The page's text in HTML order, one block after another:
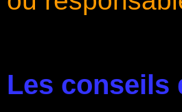
Les conseils